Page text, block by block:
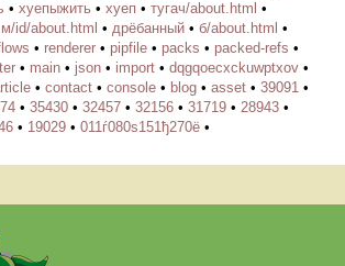
• хуепыжить • хуеп • тугач/about.html •
м/id/about.html • дрёбанный • б/about.html •
• renderer • pipfile • packs • packed-refs •
• main • json • import • dqgqoecxckuwptxov •
• contact • console • blog • asset • 39091 •
• 35430 • 32457 • 32156 • 31719 • 28943 •
• 19029 • 011ѓ080ѕ151ђ270ё •